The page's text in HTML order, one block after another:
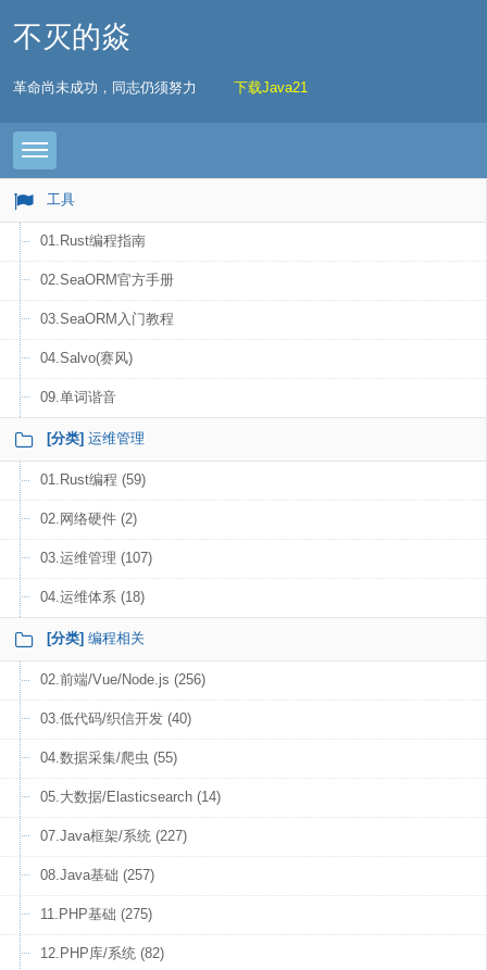
不灭的焱
革命尚未成功，同志仍须努力 下载Java21
Toggle navigation
工具
01.Rust编程指南
02.SeaORM官方手册
03.SeaORM入门教程
04.Salvo(赛风)
09.单词谐音
[分类] 运维管理
01.Rust编程 (59)
02.网络硬件 (2)
03.运维管理 (107)
04.运维体系 (18)
[分类] 编程相关
02.前端/Vue/Node.js (256)
03.低代码/织信开发 (40)
04.数据采集/爬虫 (55)
05.大数据/Elasticsearch (14)
07.Java框架/系统 (227)
08.Java基础 (257)
11.PHP基础 (275)
12.PHP库/系统 (82)